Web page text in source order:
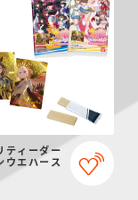
ティーダー
ウエハース